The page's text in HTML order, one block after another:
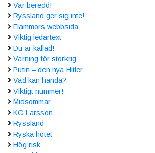
Var beredd!
Ryssland ger sig inte!
Flammors webbsida
Viktig ledartext
Du är kallad!
Varning för storkrig
Putin – den nya Hitler
Vad kan hända?
Viktigt nummer!
Midsommar
KG Larsson
Ryssland
Ryska hotet
Hög risk